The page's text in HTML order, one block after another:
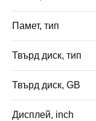
Памет, тип
Твърд диск, тип
Твърд диск, GB
Дисплей, inch